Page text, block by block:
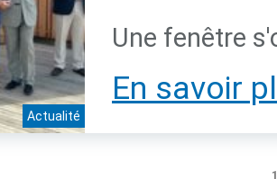
Actualité
Une fenêtre
En savoir
1